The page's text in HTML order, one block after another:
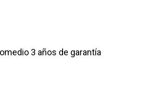
3 años de garantía